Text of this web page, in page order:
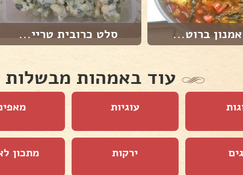
ברוט... סלט כרובית טריי...
עוד באמהות מבשלות
עוגיות
ירקות מתכון